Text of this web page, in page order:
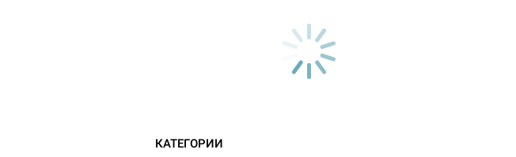
КАТЕГОРИИ